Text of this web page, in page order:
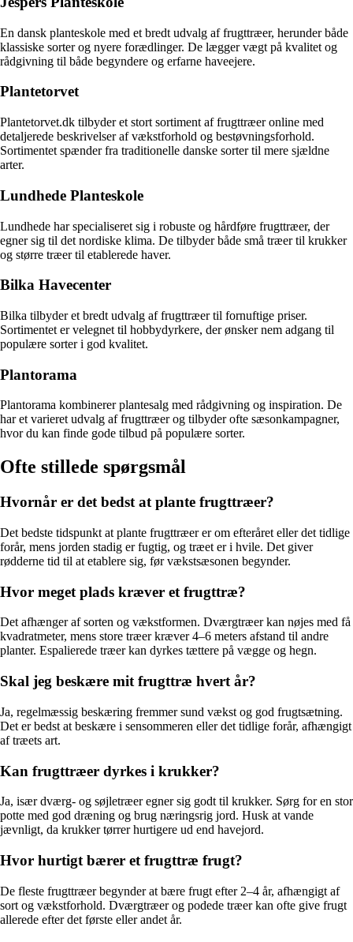
En dansk planteskole med et bredt udvalg af frugttræer, herunder både
klassiske sorter og nyere forædlinger. De lægger vægt på kvalitet og
rådgivning til både begyndere og erfarne haveejere.
Plantetorvet
Plantetorvet.dk tilbyder et stort sortiment af frugttræer online med
detaljerede beskrivelser af vækstforhold og bestøvningsforhold.
Sortimentet spænder fra traditionelle danske sorter til mere sjældne
arter.
Lundhede Planteskole
Lundhede har specialiseret sig i robuste og hårdføre frugttræer, der
egner sig til det nordiske klima. De tilbyder både små træer til krukker
og større træer til etablerede haver.
Bilka Havecenter
Bilka tilbyder et bredt udvalg af frugttræer til fornuftige priser.
Sortimentet er velegnet til hobbydyrkere, der ønsker nem adgang til
populære sorter i god kvalitet.
Plantorama
Plantorama kombinerer plantesalg med rådgivning og inspiration. De
har et varieret udvalg af frugttræer og tilbyder ofte sæsonkampagner,
hvor du kan finde gode tilbud på populære sorter.
Ofte stillede spørgsmål
Hvornår er det bedst at plante frugttræer?
Det bedste tidspunkt at plante frugttræer er om efteråret eller det tidlige
forår, mens jorden stadig er fugtig, og træet er i hvile. Det giver
rødderne tid til at etablere sig, før vækstsæsonen begynder.
Hvor meget plads kræver et frugttræ?
Det afhænger af sorten og vækstformen. Dværgtræer kan nøjes med få
kvadratmeter, mens store træer kræver 4–6 meters afstand til andre
planter. Espalierede træer kan dyrkes tættere på vægge og hegn.
Skal jeg beskære mit frugttræ hvert år?
Ja, regelmæssig beskæring fremmer sund vækst og god frugtsætning.
Det er bedst at beskære i sensommeren eller det tidlige forår, afhængigt
af træets art.
Kan frugttræer dyrkes i krukker?
Ja, især dværg- og søjletræer egner sig godt til krukker. Sørg for en stor
potte med god dræning og brug næringsrig jord. Husk at vande
jævnligt, da krukker tørrer hurtigere ud end havejord.
Hvor hurtigt bærer et frugttræ frugt?
De fleste frugttræer begynder at bære frugt efter 2–4 år, afhængigt af
sort og vækstforhold. Dværgtræer og podede træer kan ofte give frugt
allerede efter det første eller andet år.